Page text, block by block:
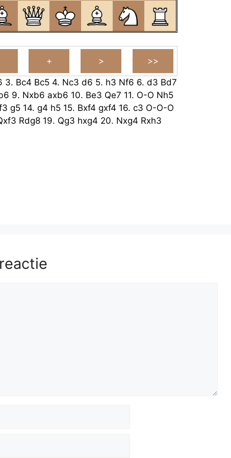
3. Bc4 Bc5 4. Nc3 d6 5. h3 Nf6 6. d3 Bd7
9. Nxb6 axb6 10. Be3 Qe7 11. O-O Nh5
g5 14. g4 h5 15. Bxf4 gxf4 16. c3 O-O-O
Rdg8 19. Qg3 hxg4 20. Nxg4 Rxh3